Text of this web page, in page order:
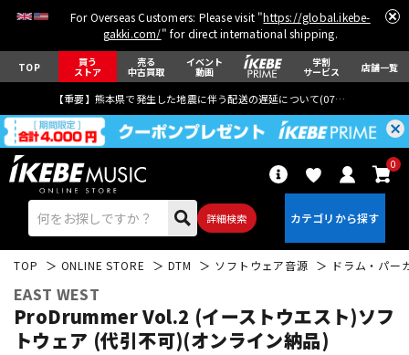
For Overseas Customers: Please visit "https://global.ikebe-
gakki.com/" for direct international shipping.
TOP 買う
ストア
売る
中古買取
イベント
動画
学割
サービス 店舗一覧
【重要】熊本県で発生した地震に伴う配送の遅延について(07月29日
詳細検索
0
TOP ONLINE STORE DTM ソフトウェア音源 ドラム・パー
EAST WEST
ProDrummer Vol.2 (イーストウエスト)ソフ
トウェア (代引不可)(オンライン納品)